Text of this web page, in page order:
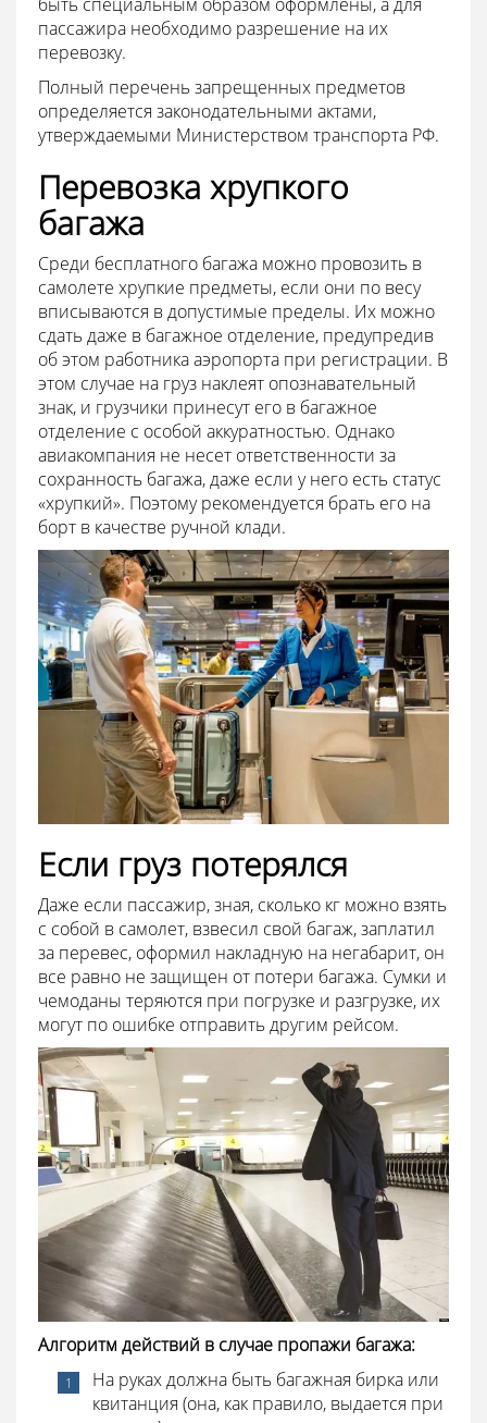
пассажира необходимо разрешение на их
перевозку.
Полный перечень запрещенных предметов
определяется законодательными актами,
утверждаемыми Министерством транспорта РФ.
Перевозка хрупкого
багажа
Среди бесплатного багажа можно провозить в
самолете хрупкие предметы, если они по весу
вписываются в допустимые пределы. Их можно
сдать даже в багажное отделение, предупредив
об этом работника аэропорта при регистрации. В
этом случае на груз наклеят опознавательный
знак, и грузчики принесут его в багажное
отделение с особой аккуратностью. Однако
авиакомпания не несет ответственности за
сохранность багажа, даже если у него есть статус
«хрупкий». Поэтому рекомендуется брать его на
борт в качестве ручной клади.
Если груз потерялся
Даже если пассажир, зная, сколько кг можно взять
с собой в самолет, взвесил свой багаж, заплатил
за перевес, оформил накладную на негабарит, он
все равно не защищен от потери багажа. Сумки и
чемоданы теряются при погрузке и разгрузке, их
могут по ошибке отправить другим рейсом.
Алгоритм действий в случае пропажи багажа:
На руках должна быть багажная бирка или
квитанция (она, как правило, выдается при